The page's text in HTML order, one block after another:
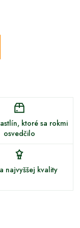
ktoré sa rokmi
osvedčilo
najvyššej kvality